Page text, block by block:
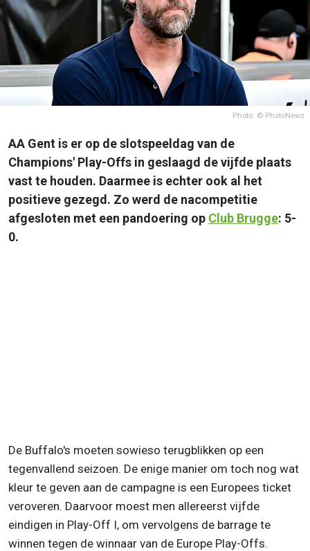
Photo: © PhotoNews
AA Gent is er op de slotspeeldag van de
Champions' Play-Offs in geslaagd de vijfde plaats
vast te houden. Daarmee is echter ook al het
positieve gezegd. Zo werd de nacompetitie
afgesloten met een pandoering op Club Brugge: 5-
0.
De Buffalo's moeten sowieso terugblikken op een
tegenvallend seizoen. De enige manier om toch nog wat
kleur te geven aan de campagne is een Europees ticket
veroveren. Daarvoor moest men allereerst vijfde
eindigen in Play-Off I, om vervolgens de barrage te
winnen tegen de winnaar van de Europe Play-Offs.